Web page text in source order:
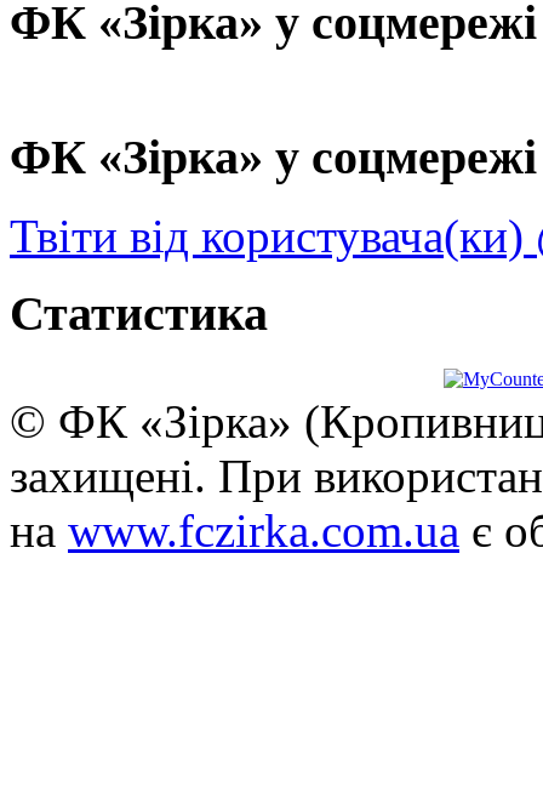
ФК «Зірка» у
ФК «Зірка» у
Твіти від
Статистика
© ФК «Зірка»
захищені. При
на www.fczirka.com.ua є